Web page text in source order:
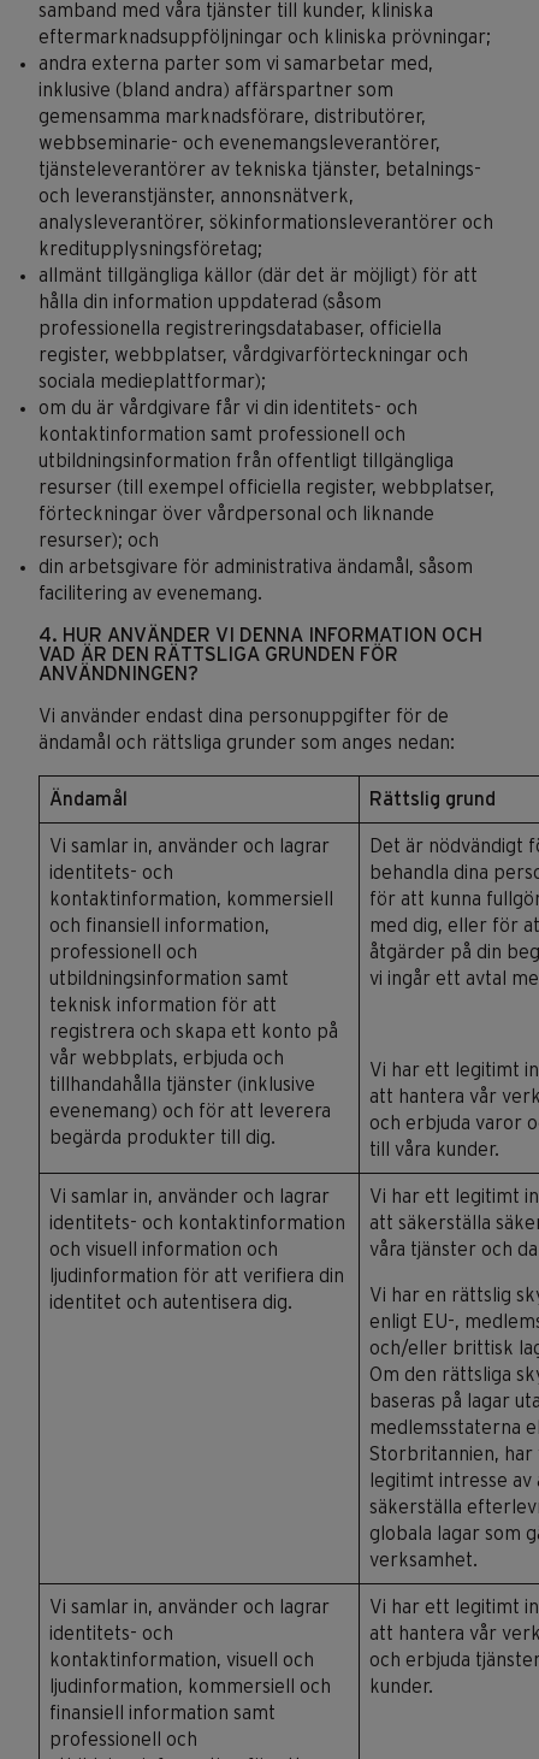
samband med våra tjänster till kunder, kliniska
eftermarknadsuppföljningar och kliniska prövningar;
andra externa parter som vi samarbetar med,
inklusive (bland andra) affärspartner som
gemensamma marknadsförare, distributörer,
webbseminarie- och evenemangsleverantörer,
tjänsteleverantörer av tekniska tjänster, betalnings-
och leveranstjänster, annonsnätverk,
analysleverantörer, sökinformationsleverantörer och
kreditupplysningsföretag;
allmänt tillgängliga källor (där det är möjligt) för att
hålla din information uppdaterad (såsom
professionella registreringsdatabaser, officiella
register, webbplatser, vårdgivarförteckningar och
sociala medieplattformar);
om du är vårdgivare får vi din identitets- och
kontaktinformation samt professionell och
utbildningsinformation från offentligt tillgängliga
resurser (till exempel officiella register, webbplatser,
förteckningar över vårdpersonal och liknande
resurser); och
din arbetsgivare för administrativa ändamål, såsom
facilitering av evenemang.
4. HUR ANVÄNDER VI DENNA INFORMATION OCH
VAD ÄR DEN RÄTTSLIGA GRUNDEN FÖR
ANVÄNDNINGEN?
Vi använder endast dina personuppgifter för de
ändamål och rättsliga grunder som anges nedan:
Ändamål Rättslig grund
Vi samlar in, använder och lagrar
identitets- och
kontaktinformation, kommersiell
och finansiell information,
professionell och
utbildningsinformation samt
teknisk information för att
registrera och skapa ett konto på
vår webbplats, erbjuda och
tillhandahålla tjänster (inklusive
evenemang) och för att leverera
begärda produkter till dig.
Det är nödvändigt
behandla dina
för att kunna
med dig, eller för
åtgärder på din
vi ingår ett avtal
Vi har ett legitimt
att hantera vår
och erbjuda varor
till våra kunder.
Vi samlar in, använder och lagrar
identitets- och kontaktinformation
och visuell information och
ljudinformation för att verifiera din
identitet och autentisera dig.
Vi har ett legitimt
att säkerställa
våra tjänster och
Vi har en rättslig
enligt EU-,
och/eller brittisk
Om den rättsliga
baseras på lagar
medlemsstaterna
Storbritannien, har
legitimt intresse av
säkerställa
globala lagar som
verksamhet.
Vi samlar in, använder och lagrar
identitets- och
kontaktinformation, visuell och
ljudinformation, kommersiell och
finansiell information samt
professionell och
Vi har ett legitimt
att hantera vår
och erbjuda
kunder.